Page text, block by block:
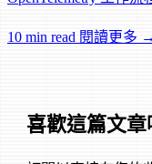
10 min read 閱讀更多 →
喜歡這篇文章